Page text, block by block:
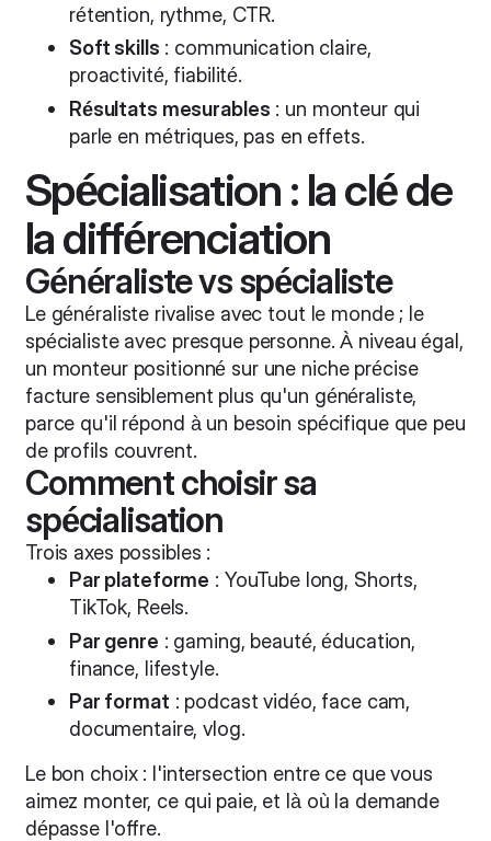
rétention, rythme, CTR.
Soft skills : communication claire,
proactivité, fiabilité.
Résultats mesurables : un monteur qui
parle en métriques, pas en effets.
Spécialisation : la clé de
la différenciation
Généraliste vs spécialiste
Le généraliste rivalise avec tout le monde ; le
spécialiste avec presque personne. À niveau égal,
un monteur positionné sur une niche précise
facture sensiblement plus qu'un généraliste,
parce qu'il répond à un besoin spécifique que peu
de profils couvrent.
Comment choisir sa
spécialisation
Trois axes possibles :
Par plateforme : YouTube long, Shorts,
TikTok, Reels.
Par genre : gaming, beauté, éducation,
finance, lifestyle.
Par format : podcast vidéo, face cam,
documentaire, vlog.
Le bon choix : l'intersection entre ce que vous
aimez monter, ce qui paie, et là où la demande
dépasse l'offre.